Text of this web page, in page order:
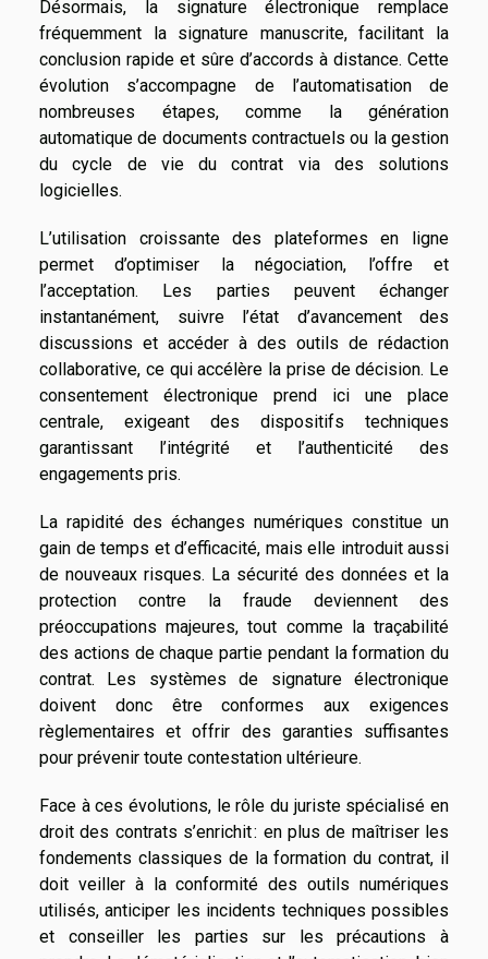
Désormais, la signature électronique remplace
fréquemment la signature manuscrite, facilitant la
conclusion rapide et sûre d’accords à distance. Cette
évolution s’accompagne de l’automatisation de
nombreuses étapes, comme la génération
automatique de documents contractuels ou la gestion
du cycle de vie du contrat via des solutions
logicielles.
L’utilisation croissante des plateformes en ligne
permet d’optimiser la négociation, l’offre et
l’acceptation. Les parties peuvent échanger
instantanément, suivre l’état d’avancement des
discussions et accéder à des outils de rédaction
collaborative, ce qui accélère la prise de décision. Le
consentement électronique prend ici une place
centrale, exigeant des dispositifs techniques
garantissant l’intégrité et l’authenticité des
engagements pris.
La rapidité des échanges numériques constitue un
gain de temps et d’efficacité, mais elle introduit aussi
de nouveaux risques. La sécurité des données et la
protection contre la fraude deviennent des
préoccupations majeures, tout comme la traçabilité
des actions de chaque partie pendant la formation du
contrat. Les systèmes de signature électronique
doivent donc être conformes aux exigences
règlementaires et offrir des garanties suffisantes
pour prévenir toute contestation ultérieure.
Face à ces évolutions, le rôle du juriste spécialisé en
droit des contrats s’enrichit : en plus de maîtriser les
fondements classiques de la formation du contrat, il
doit veiller à la conformité des outils numériques
utilisés, anticiper les incidents techniques possibles
et conseiller les parties sur les précautions à